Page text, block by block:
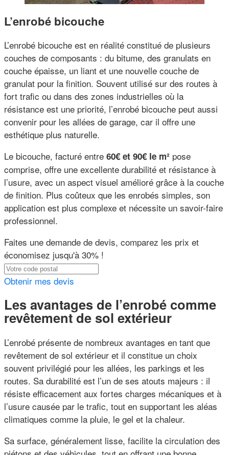
L’enrobé bicouche
L’enrobé bicouche est en réalité constitué de plusieurs
couches de composants : du bitume, des granulats en
couche épaisse, un liant et une nouvelle couche de
granulat pour la finition. Souvent utilisé sur des routes à
fort trafic ou dans des zones industrielles où la
résistance est une priorité, l’enrobé bicouche peut aussi
convenir pour les allées de garage, car il offre une
esthétique plus naturelle.
Le bicouche, facturé entre 60€ et 90€ le m² pose
comprise, offre une excellente durabilité et résistance à
l’usure, avec un aspect visuel amélioré grâce à la couche
de finition. Plus coûteux que les enrobés simples, son
application est plus complexe et nécessite un savoir-faire
professionnel.
Faites une demande de devis, comparez les prix et
économisez jusqu'à 30% !
Obtenir mes devis
Les avantages de l’enrobé comme
revêtement de sol extérieur
L’enrobé présente de nombreux avantages en tant que
revêtement de sol extérieur et il constitue un choix
souvent privilégié pour les allées, les parkings et les
routes. Sa durabilité est l’un de ses atouts majeurs : il
résiste efficacement aux fortes charges mécaniques et à
l’usure causée par le trafic, tout en supportant les aléas
climatiques comme la pluie, le gel et la chaleur.
Sa surface, généralement lisse, facilite la circulation des